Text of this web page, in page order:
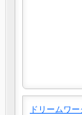
ドリームワ